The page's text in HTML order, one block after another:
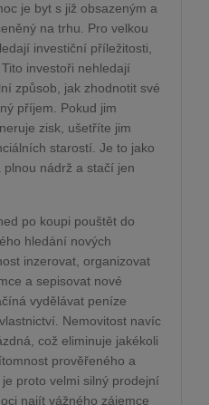
je byt s již obsazeným a
na trhu. Pro velkou
investiční příležitosti,
investoři nehledají
způsob, jak zhodnotit své
příjem. Pokud jim
zisk, ušetříte jim
starostí. Je to jako
nádrž a stačí jen
po koupi pouštět do
hledání nových
inzerovat, organizovat
a sepisovat nové
vydělávat peníze
Nemovitost navíc
což eliminuje jakékoli
prověřeného a
proto velmi silný prodejní
najít vážného zájemce